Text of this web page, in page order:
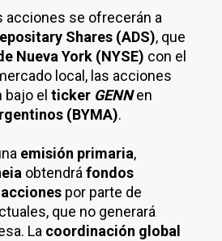
acciones se ofrecerán a
Shares (ADS), que
Nueva York (NYSE) con el
local, las acciones
el ticker GENNen
(BYMA).
emisión primaria,
obtendrá fondos
por parte de
que no generará
La coordinación global